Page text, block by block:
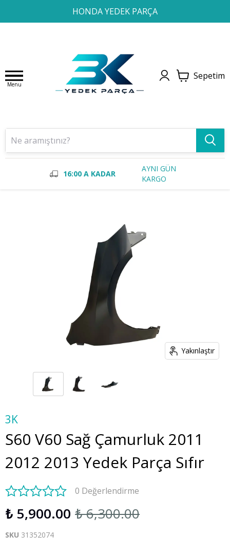
HONDA YEDEK PARÇA
1 2 3 4
Menu
Sepetim
16:00 A KADAR
AYNI GÜN
KARGO
Yakınlaştır
3K
S60 V60 Sağ Çamurluk 2011
2012 2013 Yedek Parça Sıfır
0 Değerlendirme
₺ 5,900.00 ₺ 6,300.00
SKU 31352074